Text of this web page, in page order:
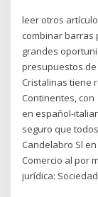
leer otros
combinar barras
grandes
presupuestos
Cristalinas tiene
Continentes,
en español-
seguro que
Candelabro Sl
Comercio al por
jurídica: